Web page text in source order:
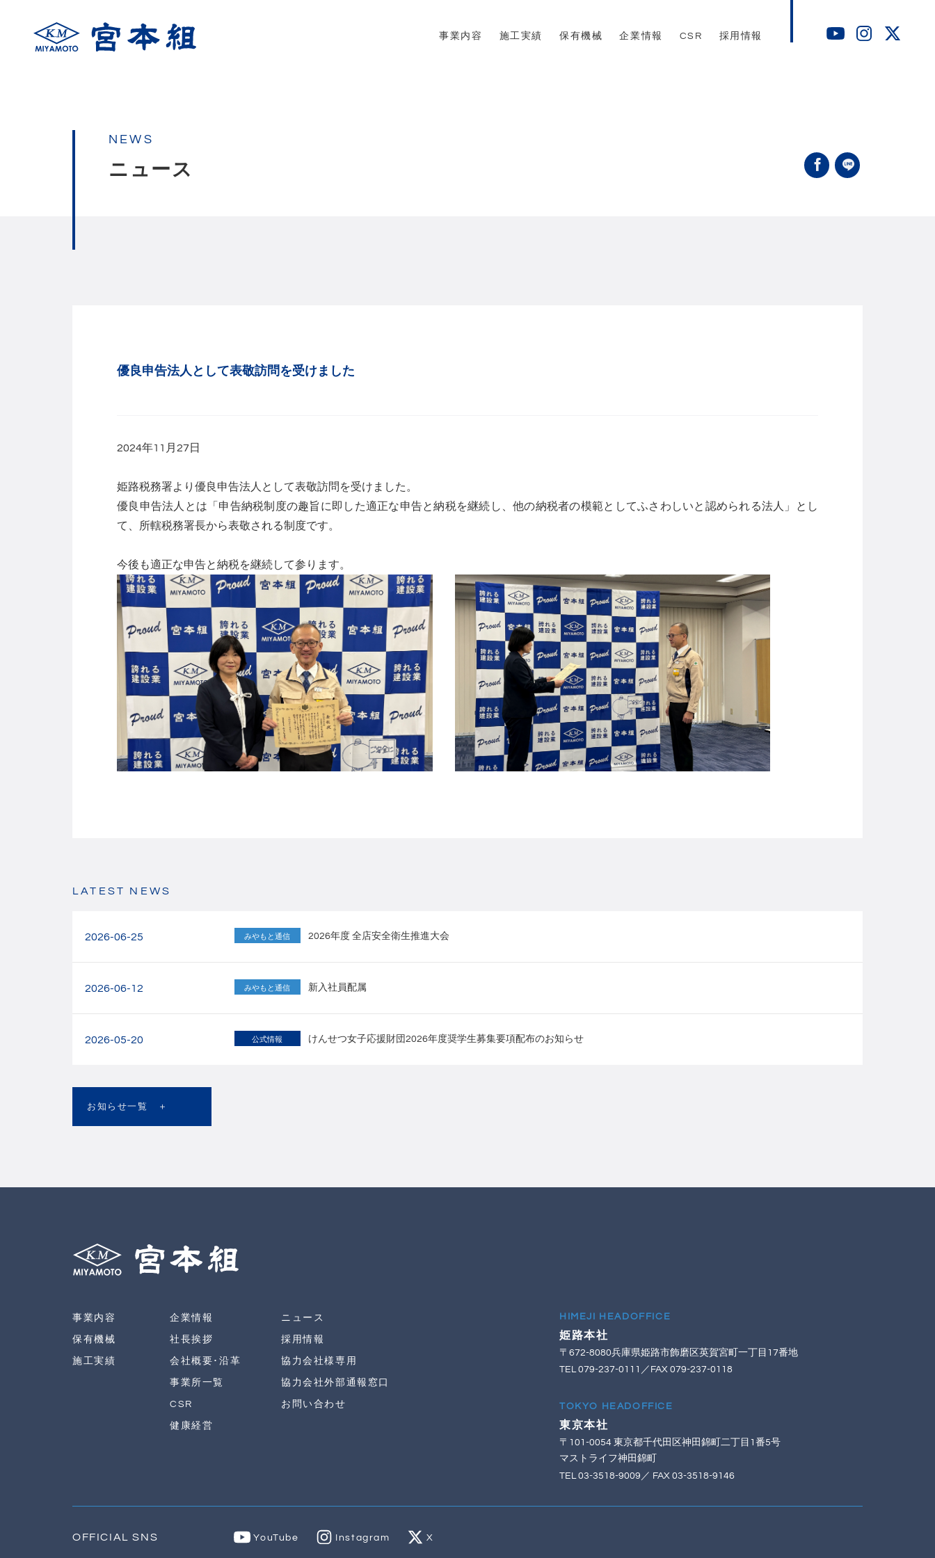
事業内容 施工実績 保有機械 企業情報 CSR 採用情報
NEWS
ニュース
優良申告法人として表敬訪問を受けました
2024年11月27日
姫路税務署より優良申告法人として表敬訪問を受けました。
優良申告法人とは「申告納税制度の趣旨に即した適正な申告と納税を継続し、他の納税者の模範としてふさわしいと認められる法人」とし
て、所轄税務署長から表敬される制度です。
今後も適正な申告と納税を継続して参ります。
LATEST NEWS
2026-06-25 みやもと通信 2026年度 全店安全衛生推進大会
2026-06-12 みやもと通信 新入社員配属
2026-05-20 公式情報 けんせつ女子応援財団2026年度奨学生募集要項配布のお知らせ
お知らせ一覧 ＋
事業内容
保有機械
施工実績
企業情報
社長挨拶
会社概要･沿革
事業所一覧
CSR
健康経営
ニュース
採用情報
協力会社様専用
協力会社外部通報窓口
お問い合わせ
HIMEJI HEADOFFICE
姫路本社
〒672-8080兵庫県姫路市飾磨区英賀宮町一丁目17番地
TEL 079-237-0111／FAX 079-237-0118
TOKYO HEADOFFICE
東京本社
〒101-0054 東京都千代田区神田錦町二丁目1番5号
マストライフ神田錦町
TEL 03-3518-9009／ FAX 03-3518-9146
OFFICIAL SNS YouTube Instagram X